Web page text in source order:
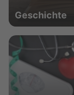
Geschichte